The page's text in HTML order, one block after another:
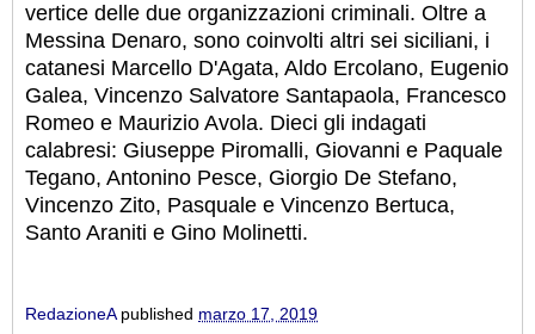
vertice delle due organizzazioni criminali. Oltre a
Messina Denaro, sono coinvolti altri sei siciliani, i
catanesi Marcello D'Agata, Aldo Ercolano, Eugenio
Galea, Vincenzo Salvatore Santapaola, Francesco
Romeo e Maurizio Avola. Dieci gli indagati
calabresi: Giuseppe Piromalli, Giovanni e Paquale
Tegano, Antonino Pesce, Giorgio De Stefano,
Vincenzo Zito, Pasquale e Vincenzo Bertuca,
Santo Araniti e Gino Molinetti.
RedazioneA published marzo 17, 2019